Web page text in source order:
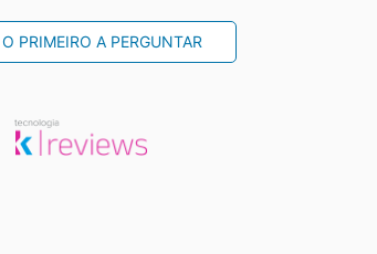
PRIMEIRO A PERGUNTAR